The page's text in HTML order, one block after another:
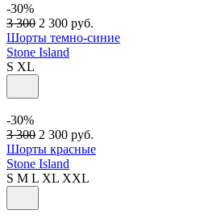
-30%
3 300 2 300 руб.
Шорты темно-синие
Stone Island
S XL
-30%
3 300 2 300 руб.
Шорты красные
Stone Island
S M L XL XXL